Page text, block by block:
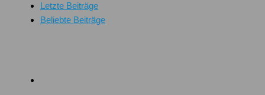
Letzte Beiträge
Beliebte Beiträge